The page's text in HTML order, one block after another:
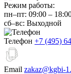
Режим работы:
пн–пт: 09:00 –
сб–вс: Выходной
Телефон +7 (495)
Email zakaz@kgbi-